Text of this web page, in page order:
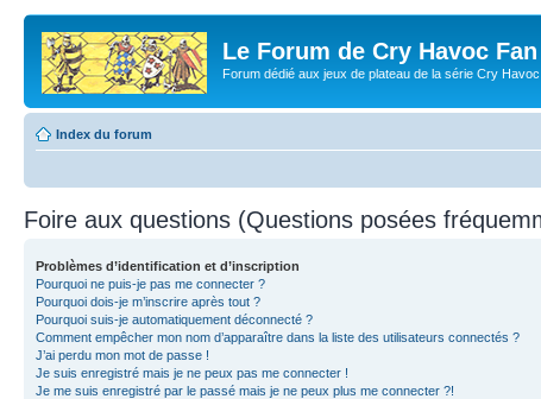
Le Forum de Cry Havoc Fan
Forum dédié aux jeux de plateau de la série Cry Havoc
Index du forum
Foire aux questions (Questions posées
Problèmes d’identification et d’inscription
Pourquoi ne puis-je pas me connecter ?
Pourquoi dois-je m’inscrire après tout ?
Pourquoi suis-je automatiquement déconnecté ?
Comment empêcher mon nom d’apparaître dans la liste des utilisateurs connectés ?
J’ai perdu mon mot de passe !
Je suis enregistré mais je ne peux pas me connecter !
Je me suis enregistré par le passé mais je ne peux plus me connecter ?!